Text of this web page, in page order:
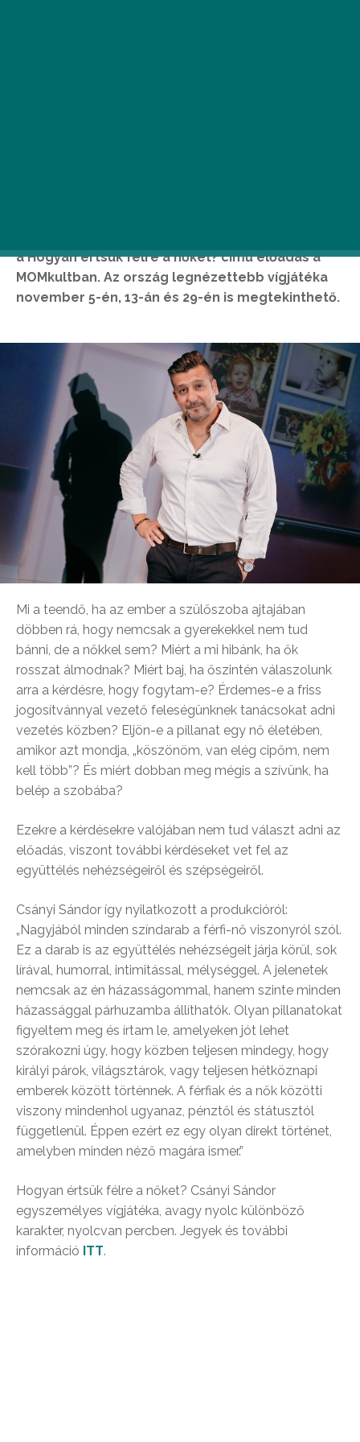
a Hogyan értsük félre a nőket? című előadás a
MOMkultban. Az ország legnézettebb vígjátéka
november 5-én, 13-án és 29-én is megtekinthető.
Mi a teendő, ha az ember a szülőszoba ajtajában
döbben rá, hogy nemcsak a gyerekekkel nem tud
bánni, de a nőkkel sem? Miért a mi hibánk, ha ők
rosszat álmodnak? Miért baj, ha őszintén válaszolunk
arra a kérdésre, hogy fogytam-e? Érdemes-e a friss
jogosítvánnyal vezető feleségünknek tanácsokat adni
vezetés közben? Eljön-e a pillanat egy nő életében,
amikor azt mondja, „köszönöm, van elég cipőm, nem
kell több”? És miért dobban meg mégis a szívünk, ha
belép a szobába?
Ezekre a kérdésekre valójában nem tud választ adni az
előadás, viszont további kérdéseket vet fel az
együttélés nehézségeiről és szépségeiről.
Csányi Sándor így nyilatkozott a produkcióról:
„Nagyjából minden színdarab a férfi-nő viszonyról szól.
Ez a darab is az együttélés nehézségeit járja körül, sok
lírával, humorral, intimitással, mélységgel. A jelenetek
nemcsak az én házasságommal, hanem szinte minden
házassággal párhuzamba állíthatók. Olyan pillanatokat
figyeltem meg és írtam le, amelyeken jót lehet
szórakozni úgy, hogy közben teljesen mindegy, hogy
királyi párok, világsztárok, vagy teljesen hétköznapi
emberek között történnek. A férfiak és a nők közötti
viszony mindenhol ugyanaz, pénztől és státusztól
függetlenül. Éppen ezért ez egy olyan direkt történet,
amelyben minden néző magára ismer.”
Hogyan értsük félre a nőket? Csányi Sándor
egyszemélyes vígjátéka, avagy nyolc különböző
karakter, nyolcvan percben. Jegyek és további
információ ITT.